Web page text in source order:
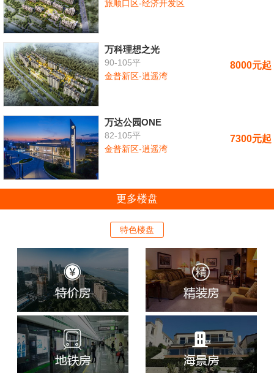
旅顺口区-经济开发区
万科理想之光
90-105平
金普新区-逍遥湾
8000元起
万达公园ONE
82-105平
金普新区-逍遥湾
7300元起
更多楼盘
特色楼盘